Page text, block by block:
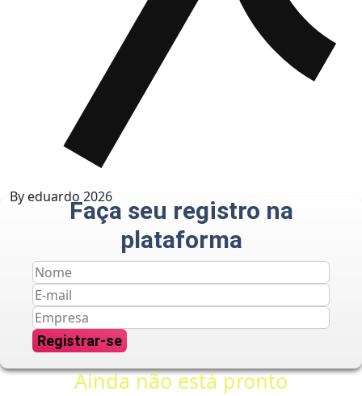
Byeduardo 2026
Faça seu registro na
plataforma
Registrar-se
Ainda não está pronto